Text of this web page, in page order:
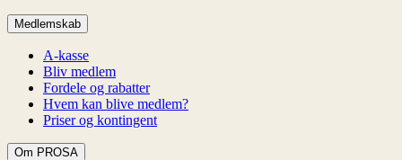
Medlemskab
A-kasse
Bliv medlem
Fordele og rabatter
Hvem kan blive medlem?
Priser og kontingent
Om PROSA